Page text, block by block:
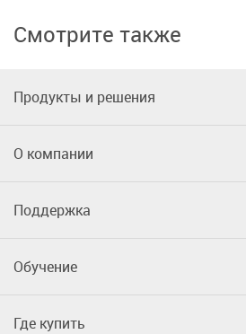
Смотрите также
Продукты и решения
О компании
Поддержка
Обучение
Где купить